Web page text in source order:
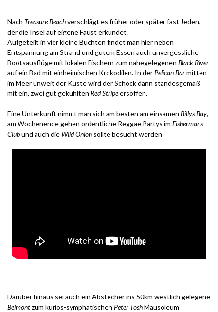
Nach Treasure Beachverschlägt es früher oder später fast Jeden,
der die Insel auf eigene Faust erkundet.
Aufgeteilt in vier kleine Buchten findet man hier neben
Entspannung am Strand und gutem Essen auch unvergessliche
Bootsausflüge mit lokalen Fischern zum nahegelegenen Black River
auf ein Bad mit einheimischen Krokodilen. In derPelican Barmitten
im Meer unweit der Küste wird der Schock dann standesgemäß
mit ein, zwei gut gekühlten Red Stripeersoffen.
Eine Unterkunft nimmt man sich am besten am einsamen Billys Bay,
am Wochenende gehen ordentliche Reggae Partys im Fishermans
Clubund auch die Wild Onion sollte besucht werden:
Darüber hinaus sei auch ein Abstecher ins 50km westlich gelegene
Belmontzum kurios-symphatischen Peter ToshMausoleum